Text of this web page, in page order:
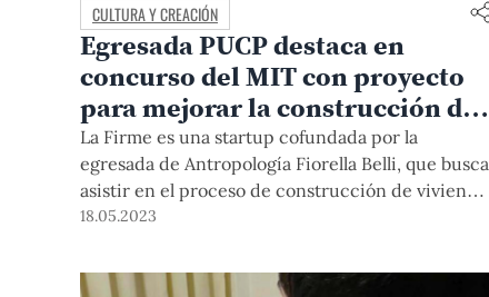
CULTURA Y CREACIÓN
Egresada PUCP destaca en
concurso del MIT con proyecto
para mejorar la construcción de
viviendas
La Firme es una startup cofundada por la
egresada de Antropología Fiorella Belli, que busca
asistir en el proceso de construcción de viviendas
autoconstruidas. El proyecto obtuvo una mención
Challenge del MIT.
18.05.2023